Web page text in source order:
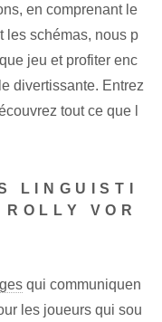
en comprenant le
les schémas, nous p
jeu et profiter enc
divertissante. Entrez
tout ce que l
LINGUISTI
VOR
qui communiquen
les joueurs qui sou